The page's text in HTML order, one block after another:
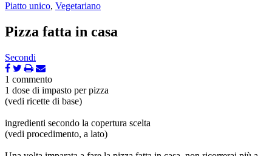
Piatto unico, Vegetariano
Pizza fatta in casa
Secondi
1 commento
1 dose di impasto per pizza
(vedi ricette di base)
ingredienti secondo la copertura scelta
(vedi procedimento, a lato)